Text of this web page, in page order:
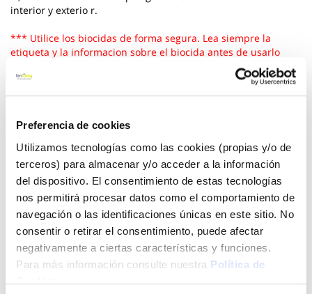
Preferencia de cookies
Utilizamos tecnologías como las cookies (propias y/o de
terceros) para almacenar y/o acceder a la información
del dispositivo. El consentimiento de estas tecnologías
nos permitirá procesar datos como el comportamiento de
navegación o las identificaciones únicas en este sitio. No
consentir o retirar el consentimiento, puede afectar
negativamente a ciertas características y funciones.
Para más información consulte nuestra Política de
interior y exterio r.
*** Utilice los biocidas de forma segura. Lea siempre la
etiqueta y la informacion sobre el biocida antes de usarlo
Ver más
Añadir al carrito
en nuestras tiendas
Envío a domicilio:
5 días hábiles